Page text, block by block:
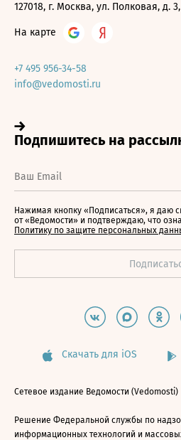
127018, г. Москва, ул. Полковая, д. 3,
На карте
+7 495 956-34-58
info@vedomosti.ru
Нажимая кнопку «Подписаться», я даю
от «Ведомости» и подтверждаю, что
Политику по защите персональных
Скачать для iOS
Сетевое издание Ведомости (Vedomosti)
Решение Федеральной службы по
информационных технологий и